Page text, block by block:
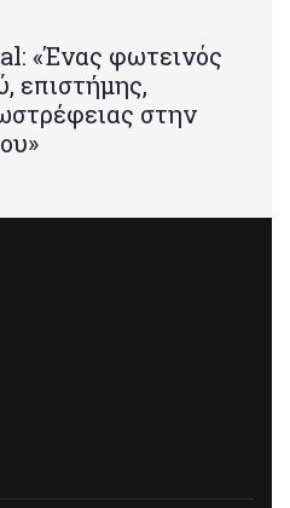
«Ένας φωτεινός
επιστήμης,
στην